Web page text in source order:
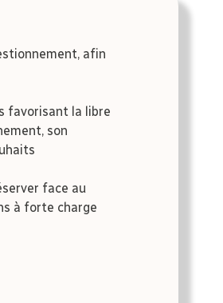
afin
favorisant la libre
son
face au
à forte charge